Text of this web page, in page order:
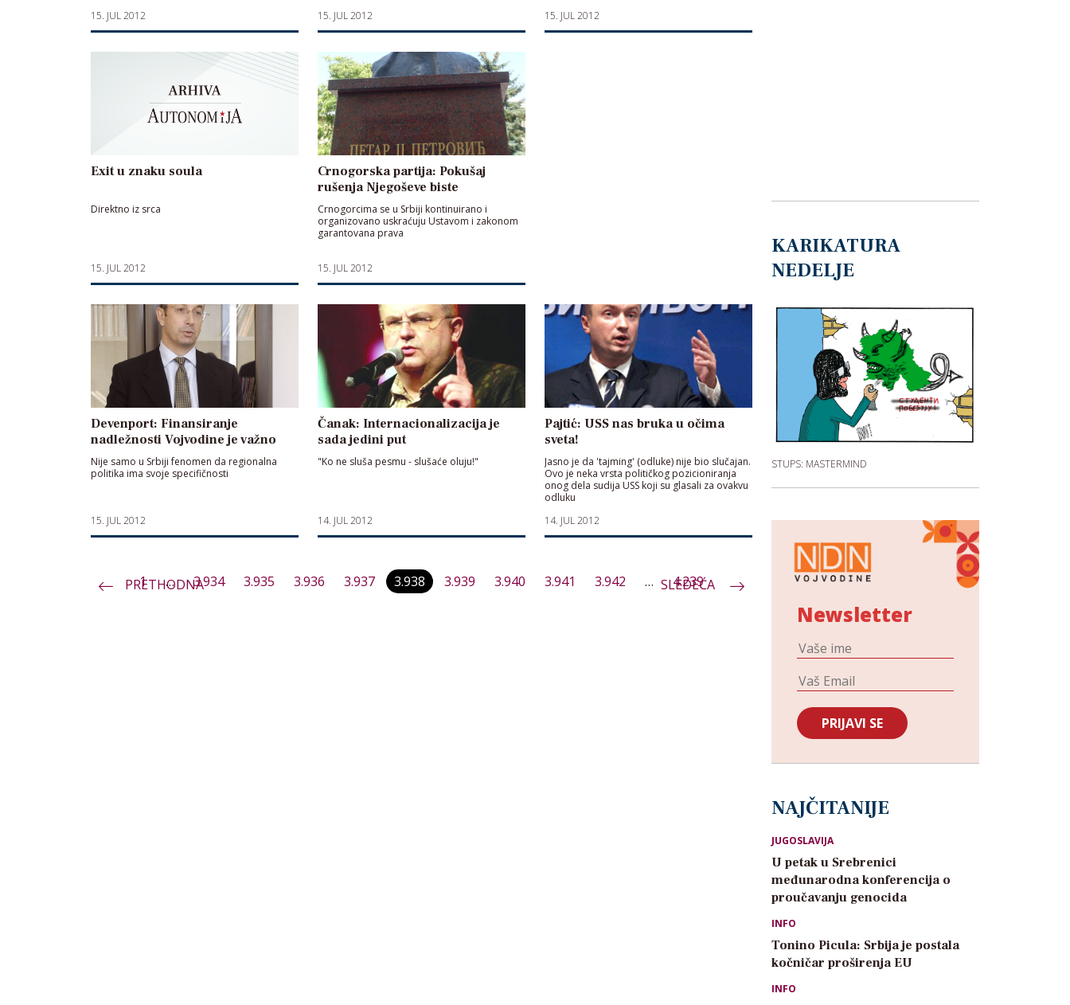
15. JUL 2012 15. JUL 2012
15. JUL 2012
Exit u znaku soula
Direktno iz srca
15. JUL 2012
Crnogorska partija: Pokušaj
rušenja Njegoševe biste
Crnogorcima se u Srbiji kontinuirano i
organizovano uskraćuju Ustavom i zakonom
garantovana prava
15. JUL 2012
Devenport: Finansiranje
nadležnosti Vojvodine je važno
Nije samo u Srbiji fenomen da regionalna
politika ima svoje specifičnosti
15. JUL 2012
Čanak: Internacionalizacija je
sada jedini put
"Ko ne sluša pesmu - slušaće oluju!"
14. JUL 2012
Pajtić: USS nas bruka u očima
sveta!
Jasno je da 'tajming' (odluke) nije bio slučajan.
Ovo je neka vrsta političkog pozicioniranja
onog dela sudija USS koji su glasali za ovakvu
odluku
14. JUL 2012
Paginacija
PRETHODNA
1 … 3.934 3.935 3.936 3.937 3.938 3.939 3.940 3.941 3.942 … 4.239
SLEDEĆA
KARIKATURA
NEDELJE
STUPS: MASTERMIND
Newsletter
NAJČITANIJE
JUGOSLAVIJA
U petak u Srebrenici
međunarodna konferencija o
proučavanju genocida
INFO
Tonino Picula: Srbija je postala
kočničar proširenja EU
INFO